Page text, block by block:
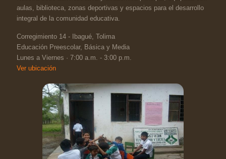
aulas, biblioteca, zonas deportivas y espacios para el desarrollo
integral de la comunidad educativa.
Corregimiento 14 - Ibagué, Tolima
Educación Preescolar, Básica y Media
Lunes a Viernes · 7:00 a.m. - 3:00 p.m.
Ver ubicación